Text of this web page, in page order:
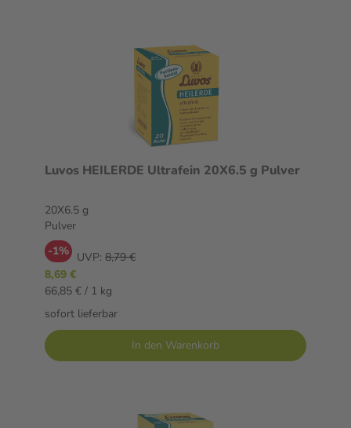
Luvos HEILERDE Ultrafein 20X6.5 g Pulver
20X6.5 g
Pulver
-1% UVP: 8,79 €
8,69 €
66,85 € / 1 kg
sofort lieferbar
In den Warenkorb